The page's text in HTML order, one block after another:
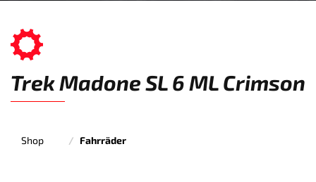
Trek Madone SL 6 ML Crimson
Shop Fahrräder